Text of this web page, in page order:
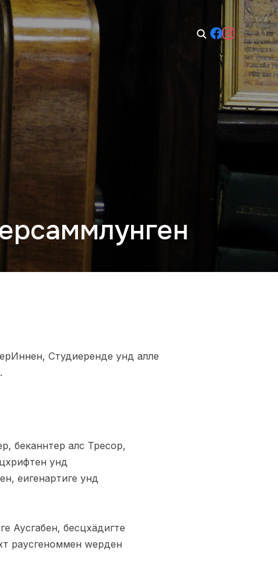
Студиеренде унд алле
беканнтер алс Тресор,
унд
еигенартиге унд
Аусгабен, бесцхäдигте
раусгеноммен wерден
So: Geschlossen